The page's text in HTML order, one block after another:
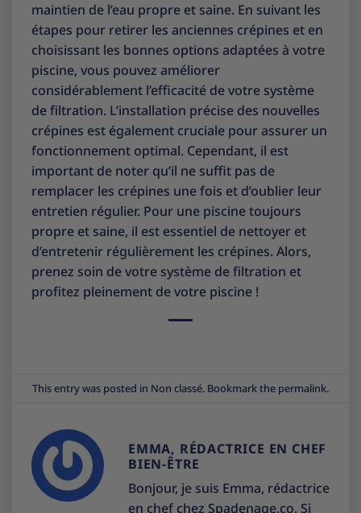
maintien de l’eau propre et saine. En suivant les
étapes pour retirer les anciennes crépines et en
choisissant les bonnes options adaptées à votre
piscine, vous pouvez améliorer
considérablement l’efficacité de votre système
de filtration. L’installation précise des nouvelles
crépines est également cruciale pour assurer un
fonctionnement optimal. Cependant, il est
important de noter qu’il ne suffit pas de
remplacer les crépines une fois et d’oublier leur
entretien régulier. Pour une piscine toujours
propre et saine, il est essentiel de nettoyer et
d’entretenir régulièrement les crépines. Alors,
prenez soin de votre système de filtration et
profitez pleinement de votre piscine !
This entry was posted in Non classé. Bookmark the permalink.
EMMA, RÉDACTRICE EN CHEF
BIEN-ÊTRE
Bonjour, je suis Emma, rédactrice
en chef chez Spadenage.co. Si